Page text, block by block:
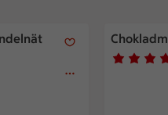
har 5 kommentarerBetyg 4.2
9